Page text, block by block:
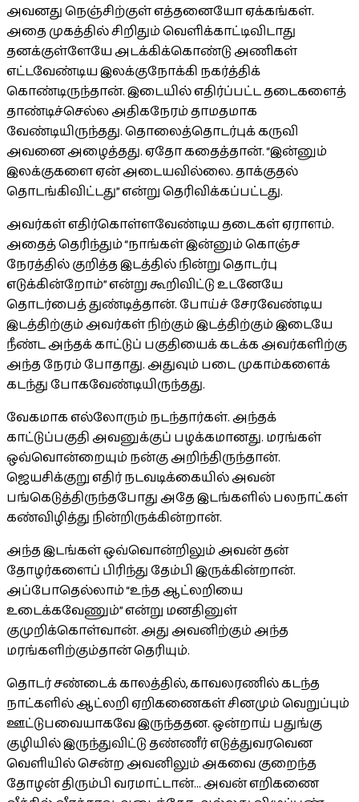
அவனது நெஞ்சிற்குள் எத்தனையோ ஏக்கங்கள்.
அதை முகத்தில் சிறிதும் வெளிக்காட்டிவிடாது
தனக்குள்ளேயே அடக்கிக்கொண்டு அணிகள்
எட்டவேண்டிய இலக்குநோக்கி நகர்த்திக்
கொண்டிருந்தான். இடையில் எதிர்ப்பட்ட தடைகளைத்
தாண்டிச்செல்ல அதிகநேரம் தாமதமாக
வேண்டியிருந்தது. தொலைத்தொடர்புக் கருவி
அவனை அழைத்தது. ஏதோ கதைத்தான். “இன்னும்
இலக்குகளை ஏன் அடையவில்லை. தாக்குதல்
தொடங்கிவிட்டது” என்று தெரிவிக்கப்பட்டது.
அவர்கள் எதிர்கொள்ளவேண்டிய தடைகள் ஏராளம்.
அதைத் தெரிந்தும் “நாங்கள் இன்னும் கொஞ்ச
நேரத்தில் குறித்த இடத்தில் நின்று தொடர்பு
எடுக்கின்றோம்” என்று கூறிவிட்டு உடனேயே
தொடர்பைத் துண்டித்தான். போய்ச் சேரவேண்டிய
இடத்திற்கும் அவர்கள் நிற்கும் இடத்திற்கும் இடையே
நீண்ட அந்தக் காட்டுப் பகுதியைக் கடக்க அவர்களிற்கு
அந்த நேரம் போதாது. அதுவும் படை முகாம்களைக்
கடந்து போகவேண்டியிருந்தது.
வேகமாக எல்லோரும் நடந்தார்கள். அந்தக்
காட்டுப்பகுதி அவனுக்குப் பழக்கமானது. மரங்கள்
ஒவ்வொன்றையும் நன்கு அறிந்திருந்தான்.
ஜெயசிக்குறு எதிர் நடவடிக்கையில் அவன்
பங்கெடுத்திருந்தபோது அதே இடங்களில் பலநாட்கள்
கண்விழித்து நின்றிருக்கின்றான்.
அந்த இடங்கள் ஒவ்வொன்றிலும் அவன் தன்
தோழர்களைப் பிரிந்து தேம்பி இருக்கின்றான்.
அப்போதெல்லாம் “உந்த ஆட்லறியை
உடைக்கவேணும்” என்று மனதினுள்
குமுறிக்கொள்வான். அது அவனிற்கும் அந்த
மரங்களிற்கும்தான் தெரியும்.
தொடர் சண்டைக் காலத்தில், காவலரணில் கடந்த
நாட்களில் ஆட்லறி ஏறிகணைகள் சினமும் வெறுப்பும்
ஊட்டுபவையாகவே இருந்ததன. ஒன்றாய் பதுங்கு
குழியில் இருந்துவிட்டு தண்ணீர் எடுத்துவரவென
வெளியில் சென்ற அவனிலும் அகவை குறைந்த
தோழன் திரும்பி வரமாட்டான்... அவன் எறிகணை